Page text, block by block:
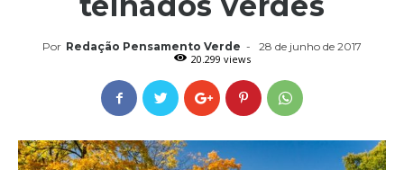
Por Redação Pensamento Verde -
28 de junho de 2017
20.299 views